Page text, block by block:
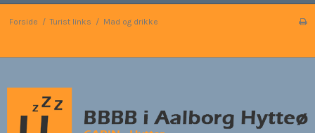
Forside / Turist links / Mad og drikke